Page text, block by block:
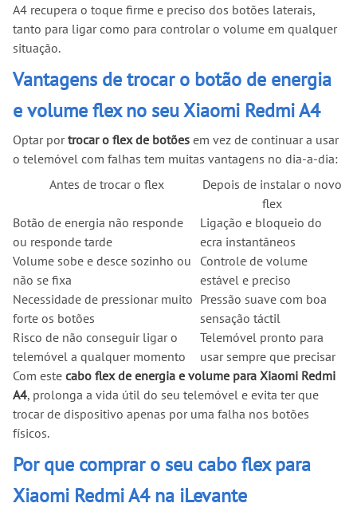
A4 recupera o toque firme e preciso dos botões laterais,
tanto para ligar como para controlar o volume em qualquer
situação.
Vantagens de trocar o botão de energia
e volume flex no seu Xiaomi Redmi A4
Optar portrocar o flex de botões em vez de continuar a usar
o telemóvel com falhas tem muitas vantagens no dia-a-dia:
Antes de trocar o flex
Depois de instalar o novo
flex
Botão de energia não responde
ou responde tarde
Ligação e bloqueio do
ecra instantâneos
Volume sobe e desce sozinho ou
não se fixa
Controle de volume
estável e preciso
Necessidade de pressionar muito
forte os botões
Pressão suave com boa
sensação táctil
Risco de não conseguir ligar o
telemóvel a qualquer momento
Telemóvel pronto para
usar sempre que precisar
Com este cabo flex de energia e volume para Xiaomi Redmi
A4, prolonga a vida útil do seu telemóvel e evita ter que
trocar de dispositivo apenas por uma falha nos botões
físicos.
Por que comprar o seu cabo flex para
Xiaomi Redmi A4 na iLevante